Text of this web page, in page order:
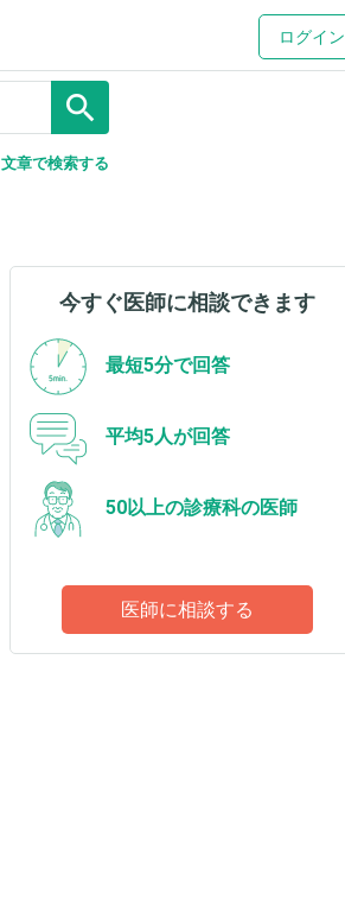
ログイン
search
文章で検索する
今すぐ医師に相談できます
最短5分で回答
平均5人が回答
50以上の診療科の医師
医師に相談する